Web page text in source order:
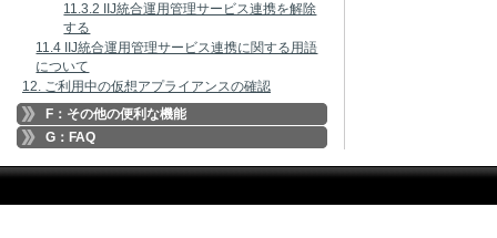
11.3.2 IIJ統合運用管理サービス連携を解除
する
11.4 IIJ統合運用管理サービス連携に関する用語
について
12. ご利用中の仮想アプライアンスの確認
F：その他の便利な機能
G：FAQ